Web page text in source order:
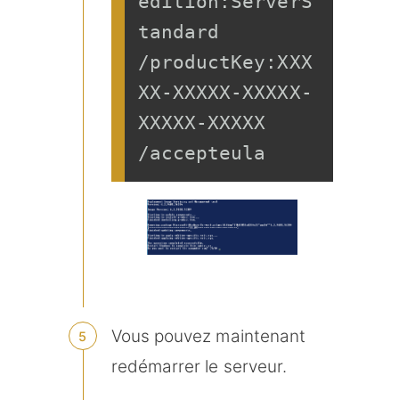
tandard
/productKey:XXX
XX-XXXXX-XXXXX-
XXXXX-XXXXX
/accepteula
Vous pouvez maintenant
redémarrer le serveur.